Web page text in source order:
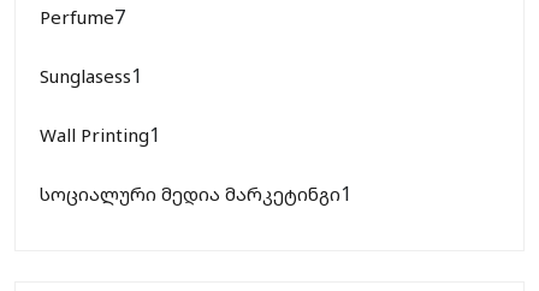
Perfume7
Sunglasess1
Wall Printing1
სოციალური მედია მარკეტინგი1